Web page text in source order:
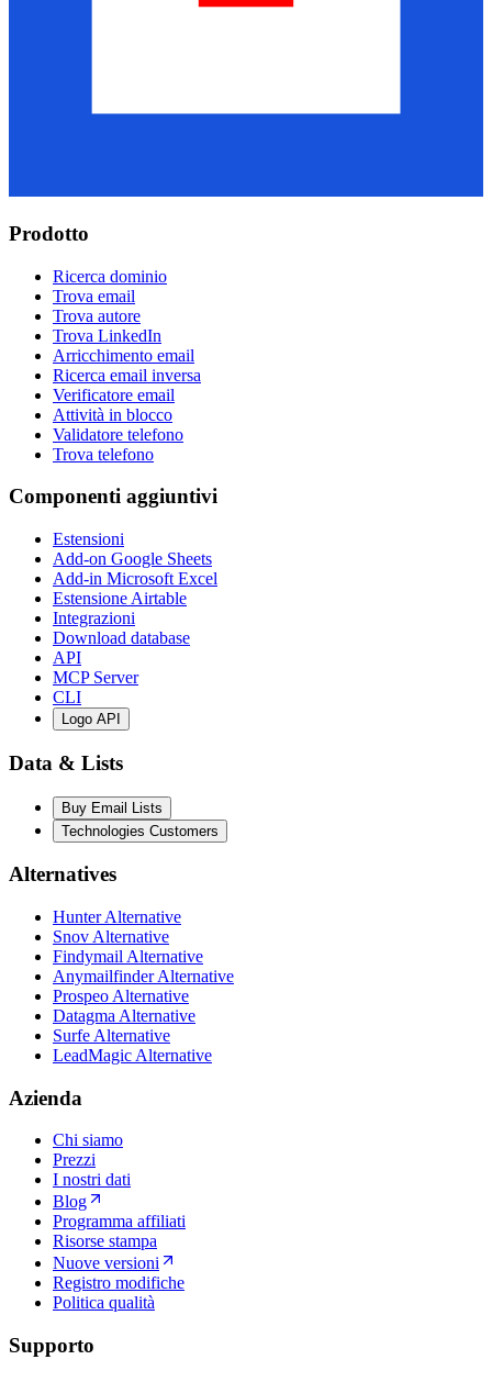
Prodotto
Ricerca dominio
Trova email
Trova autore
Trova LinkedIn
Arricchimento email
Ricerca email inversa
Verificatore email
Attività in blocco
Validatore telefono
Trova telefono
Componenti aggiuntivi
Estensioni
Add-on Google Sheets
Add-in Microsoft Excel
Estensione Airtable
Integrazioni
Download database
API
MCP Server
CLI
Logo API
Data & Lists
Buy Email Lists
Technologies Customers
Alternatives
Hunter Alternative
Snov Alternative
Findymail Alternative
Anymailfinder Alternative
Prospeo Alternative
Datagma Alternative
Surfe Alternative
LeadMagic Alternative
Azienda
Chi siamo
Prezzi
I nostri dati
Blog
Programma affiliati
Risorse stampa
Nuove versioni
Registro modifiche
Politica qualità
Supporto